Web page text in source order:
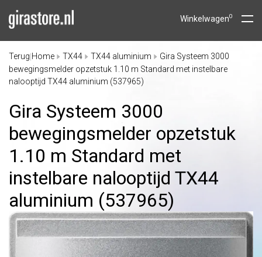
Winkelwagen0
Terug Home TX44 TX44 aluminium
Gira Systeem 3000
bewegingsmelder opzetstuk 1.10 m Standard met instelbare
nalooptijd TX44 aluminium (537965)
Gira Systeem 3000
bewegingsmelder opzetstuk
1.10 m Standard met
instelbare nalooptijd TX44
aluminium (537965)